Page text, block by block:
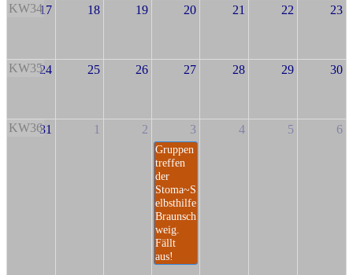
KW3417 18 19 20 21 22 23
KW3524 25 26 27 28 29 30
KW3631 1 2 3
Gruppen
treffen
der
Stoma~S
elbsthilfe
Braunsch
weig.
Fällt
aus!
4 5 6